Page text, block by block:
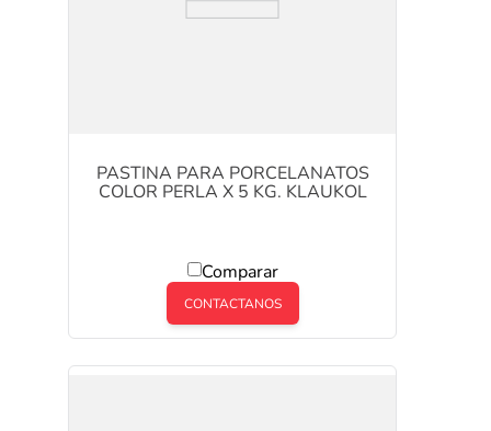
PASTINA PARA PORCELANATOS
COLOR PERLA X 5 KG. KLAUKOL
Comparar
CONTACTANOS